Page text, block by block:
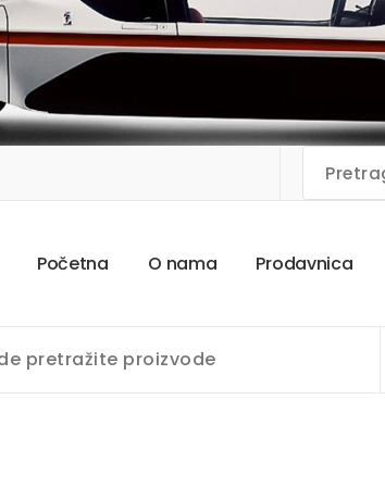
Početna O nama Prodavnica